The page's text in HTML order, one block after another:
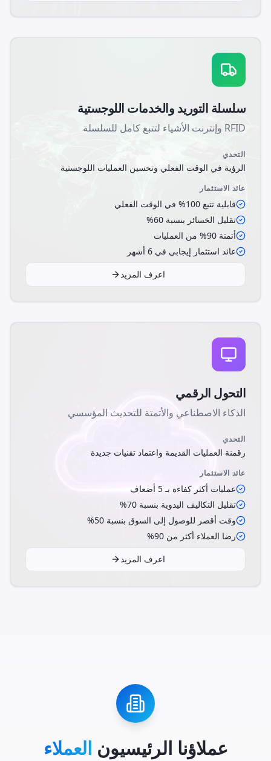
سلسلة التوريد والخدمات اللوجستية
RFID وإنترنت الأشياء لتتبع كامل للسلسلة
التحدي
الرؤية في الوقت الفعلي وتحسين العمليات اللوجستية
عائد الاستثمار
قابلية تتبع 100% في الوقت الفعلي
تقليل الخسائر بنسبة 60%
أتمتة 90% من العمليات
عائد استثمار إيجابي في 6 أشهر
اعرف المزيد
التحول الرقمي
الذكاء الاصطناعي والأتمتة للتحديث المؤسسي
التحدي
رقمنة العمليات القديمة واعتماد تقنيات جديدة
عائد الاستثمار
عمليات أكثر كفاءة بـ 5 أضعاف
تقليل التكاليف اليدوية بنسبة 70%
وقت أقصر للوصول إلى السوق بنسبة 50%
رضا العملاء أكثر من 90%
اعرف المزيد
عملاؤنا الرئيسيون العملاء